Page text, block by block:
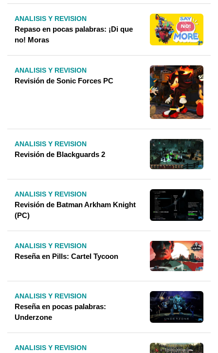
ANALISIS Y REVISION
Repaso en pocas palabras: ¡Di que
no! Moras
ANALISIS Y REVISION
Revisión de Sonic Forces PC
ANALISIS Y REVISION
Revisión de Blackguards 2
ANALISIS Y REVISION
Revisión de Batman Arkham Knight
(PC)
ANALISIS Y REVISION
Reseña en Pills: Cartel Tycoon
ANALISIS Y REVISION
Reseña en pocas palabras:
Underzone
ANALISIS Y REVISION